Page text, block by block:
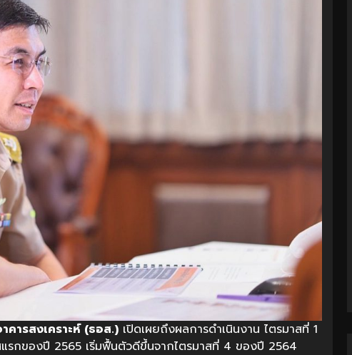
คารสงเคราะห์ (ธอส.) เปิดเผยถึงผลการดำเนินงาน ไตรมาสที่ 1
รกของปี 2565 เริ่มฟื้นตัวดีขึ้นจากไตรมาสที่ 4 ของปี 2564